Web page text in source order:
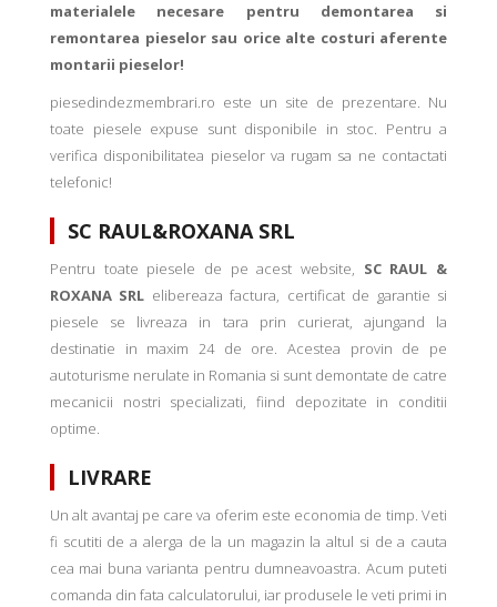
materialele necesare pentru demontarea si
remontarea pieselor sau orice alte costuri aferente
montarii pieselor!
piesedindezmembrari.ro este un site de prezentare. Nu
toate piesele expuse sunt disponibile in stoc. Pentru a
verifica disponibilitatea pieselor va rugam sa ne contactati
telefonic!
SC RAUL&ROXANA SRL
Pentru toate piesele de pe acest website, SC RAUL &
ROXANA SRL elibereaza factura, certificat de garantie si
piesele se livreaza in tara prin curierat, ajungand la
destinatie in maxim 24 de ore. Acestea provin de pe
autoturisme nerulate in Romania si sunt demontate de catre
mecanicii nostri specializati, fiind depozitate in conditii
optime.
LIVRARE
Un alt avantaj pe care va oferim este economia de timp. Veti
fi scutiti de a alerga de la un magazin la altul si de a cauta
cea mai buna varianta pentru dumneavoastra. Acum puteti
comanda din fata calculatorului, iar produsele le veti primi in